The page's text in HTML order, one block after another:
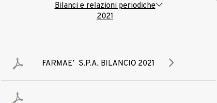
Bilanci e relazioni periodiche
2021
FARMAE’ S.P.A. BILANCIO 2021